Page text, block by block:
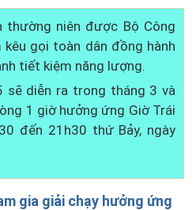
niên được Bộ Công
gọi toàn dân đồng hành
tiết kiệm năng lượng.
sẽ diễn ra trong tháng 3 và
1 giờ hưởng ứng Giờ Trái
đến 21h30 thứ Bảy, ngày
gia giải chạy hưởng ứng